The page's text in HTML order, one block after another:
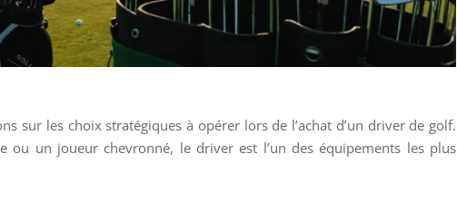
sur les choix stratégiques à opérer lors de l’achat d’un driver de golf.
ou un joueur chevronné, le driver est l’un des équipements les plus